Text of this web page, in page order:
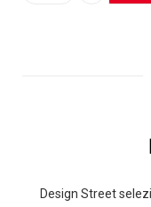
Design Street